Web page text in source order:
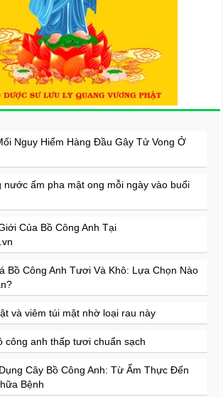
Nguy Hiểm Hàng Đầu Gây Tử Vong Ở
nước ấm pha mật ong mỗi ngày vào buổi
Của Bồ Công Anh Tại
Bồ Công Anh Tươi Và Khô: Lựa Chọn Nào
và viêm túi mật nhờ loại rau này
công anh thấp tươi chuẩn sạch
Cây Bồ Công Anh: Từ Ẩm Thực Đến
Bệnh